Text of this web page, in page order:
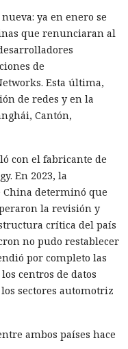
ya en enero se
que renunciaran al
de
Esta última,
de redes y en la
Cantón,
con el fabricante de
En 2023, la
determinó que
la revisión y
crítica del país
no pudo restablecer
por completo las
centros de datos
sectores automotriz
ambos países hace